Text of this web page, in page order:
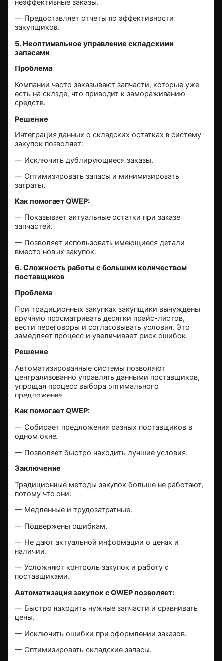
неэффективные заказы.
— Предоставляет отчеты по эффективности
закупщиков.
5. Неоптимальноеуправление складскими
запасами
Проблема
Компании часто заказывают запчасти, которые уже
есть на складе, что приводит к замораживанию
средств.
Решение
Интеграция данных о складских остатках в систему
закупок позволяет:
— Исключить дублирующиеся заказы.
— Оптимизировать запасы и минимизировать
затраты.
Как помогает QWEP:
— Показывает актуальные остатки при заказе
запчастей.
— Позволяет использовать имеющиеся детали
вместо новых закупок.
6. Сложность работы с большим количеством
поставщиков
Проблема
При традиционных закупках закупщики вынуждены
вручную просматривать десятки прайс-листов,
вести переговоры и согласовывать условия. Это
замедляет процесс и увеличивает риск ошибок.
Решение
Автоматизированные системы позволяют
централизованно управлять данными поставщиков,
упрощая процесс выбора оптимального
предложения.
Как помогает QWEP:
— Собирает предложения разных поставщиков в
одном окне.
— Позволяет быстро находить лучшие условия.
Заключение
Традиционные методы закупок больше не работают,
потому что они:
— Медленные и трудозатратные.
— Подвержены ошибкам.
— Не дают актуальной информации о ценах и
наличии.
— Усложняют контроль закупок и работу с
поставщиками.
Автоматизация закупок с QWEP позволяет:
— Быстро находить нужные запчасти и сравнивать
цены.
— Исключить ошибки при оформлении заказов.
— Оптимизировать складские запасы.